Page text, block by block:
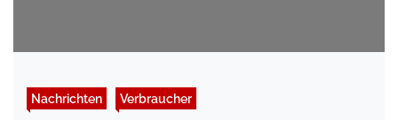
Nachrichten Verbraucher